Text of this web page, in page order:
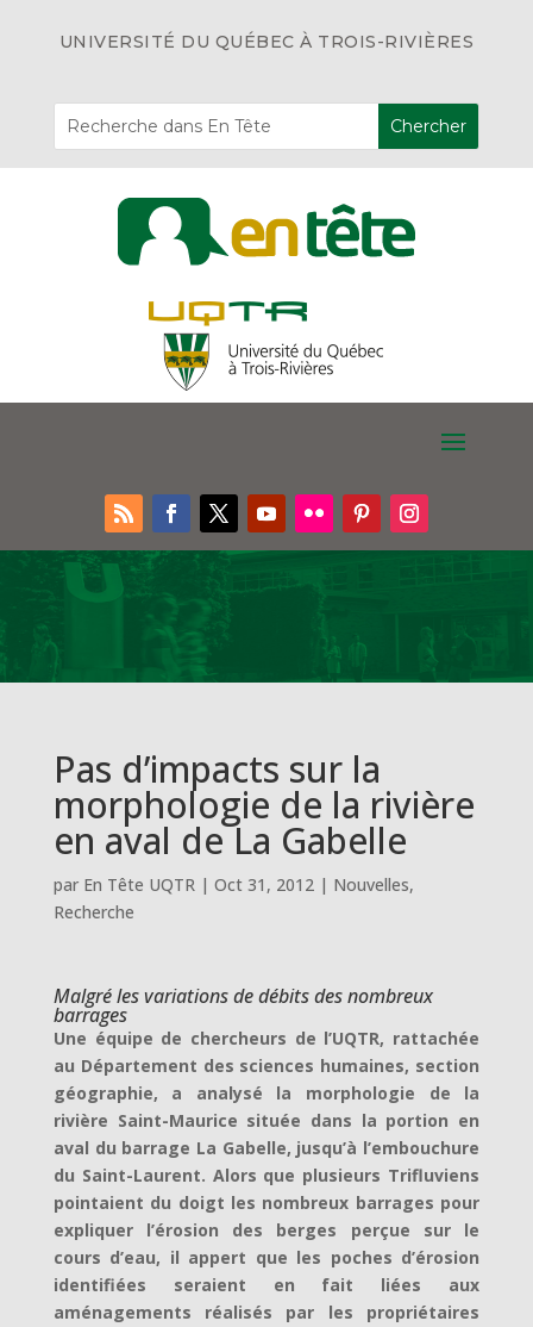
UNIVERSITÉ DU QUÉBEC À TROIS-RIVIÈRES
Pas d’impacts sur la
morphologie de la rivière
en aval de La Gabelle
par En Tête UQTR| Oct 31, 2012| Nouvelles,
Recherche
Malgré les variations de débits des nombreux
barrages
Une équipe de chercheurs de l’UQTR, rattachée
au Département des sciences humaines, section
géographie, a analysé la morphologie de la
rivière Saint-Maurice située dans la portion en
aval du barrage La Gabelle, jusqu’à l’embouchure
du Saint-Laurent. Alors que plusieurs Trifluviens
pointaient du doigt les nombreux barrages pour
expliquer l’érosion des berges perçue sur le
cours d’eau, il appert que les poches d’érosion
identifiées seraient en fait liées aux
aménagements réalisés par les propriétaires